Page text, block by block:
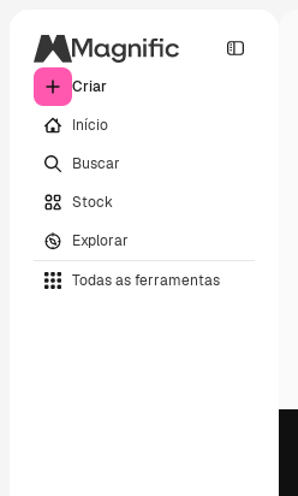
Criar
Início
Buscar
Stock
Explorar
Todas as ferramentas